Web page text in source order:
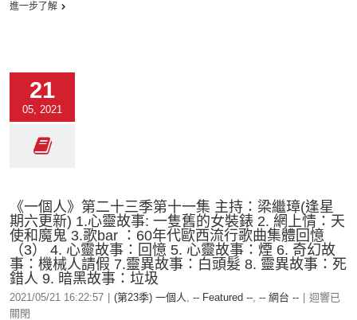
進一步了解
21
05, 2021
《一個人》第二十三季第十一集 主持：梁繼璋(逢星
期六更新) 1.心靈故事: 一隻舊的女裝錶 2. 網上情：天
使和魔鬼 3.歌bar ：60年代歐西流行歌曲集體回憶
（3） 4. 心靈故事：回憶 5. 心靈故事：煙 6. 奇幻故
事：機械人請假 7.靈異故事：白頭髮 8. 靈異故事：死
錯人 9. 暗黑故事：垃圾
2021/05/21 16:22:57 (第23季) 一個人, -- Featured --, -- 網台 --
迴響已
關閉